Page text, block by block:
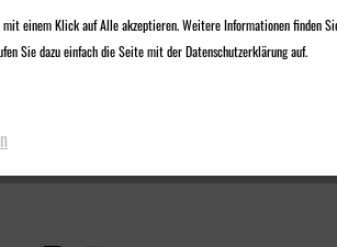
mit einem Klick auf Alle akzeptieren. Weitere Informationen finden
Sie dazu einfach die Seite mit der Datenschutzerklärung auf.